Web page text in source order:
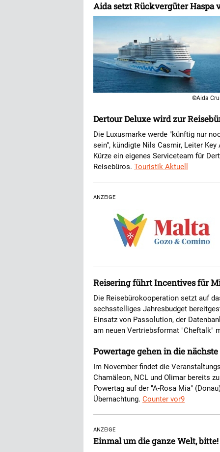
Aida setzt Rückvergüter Haspa
©Aida
Dertour Deluxe wird zur
Die Luxusmarke werde "künftig nur
sein", kündigte Nils Casmir, Leiter
Kürze ein eigenes Serviceteam für
Reisebüros. Touristik Aktuell
ANZEIGE
Reisering führt Incentives für
Die Reisebürokooperation setzt auf
sechsstelliges Jahresbudget
Einsatz von Passolution, der
am neuen Vertriebsformat "Cheftalk"
Powertage gehen in die nächste
Im November findet die
Chamäleon, NCL und Olimar bereits
Powertag auf der "A-Rosa Mia"
Übernachtung. Counter vor9
ANZEIGE
Einmal um die ganze Welt, bitte!